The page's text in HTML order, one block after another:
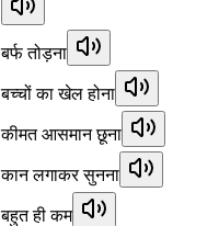
बर्फ तोड़ना
बच्चों का खेल होना
कीमत आसमान छूना
कान लगाकर सुनना
बहुत ही कम